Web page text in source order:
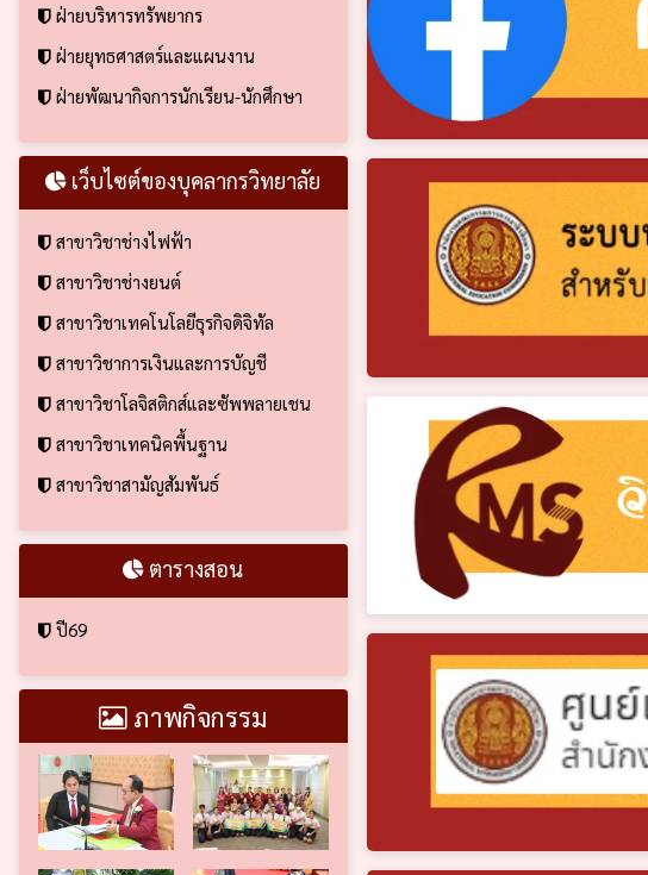
ฝ่ายบริหารทรัพยากร
ฝ่ายยุทธศาสตร์และแผนงาน
ฝ่ายพัฒนากิจการนักเรียน-นักศึกษา
เว็บไซต์ของบุคลากรวิทยาลัย
สาขาวิชาช่างไฟฟ้า
สาขาวิชาช่างยนต์
สาขาวิชาเทคโนโลยีธุรกิจดิจิทัล
สาขาวิชาการเงินและการบัญชี
สาขาวิชาโลจิสติกส์และซัพพลายเชน
สาขาวิชาเทคนิคพื้นฐาน
สาขาวิชาสามัญสัมพันธ์
ตารางสอน
ปี69
ภาพกิจกรรม